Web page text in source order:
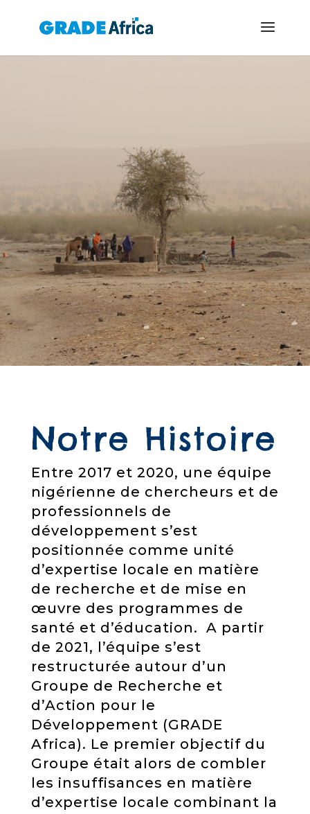
Notre Histoire
Entre 2017 et 2020, une équipe
nigérienne de chercheurs et de
professionnels de
développement s’est
positionnée comme unité
d’expertise locale en matière
de recherche et de mise en
œuvre des programmes de
santé et d’éducation. A partir
de 2021, l’équipe s’est
restructurée autour d’un
Groupe de Recherche et
d’Action pour le
Développement (GRADE
Africa). Le premier objectif du
Groupe était alors de combler
les insuffisances en matière
d’expertise locale combinant la